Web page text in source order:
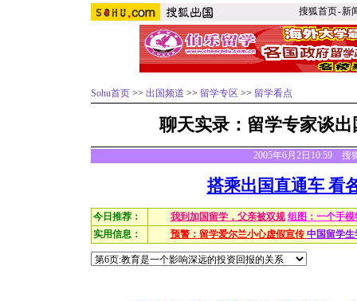
搜狐首页-新
Sohu首页 >> 出国频道 >> 留学专区 >> 留学看点
聊天实录：留学专家谈
2005年6月2日10:59 搜
搭乘出国直通车 看
今日推荐： 我到加国留学，父亲被双规 组图：一个手
实用信息：
预警：留学爱尔兰小心虚假宣传 中国留学